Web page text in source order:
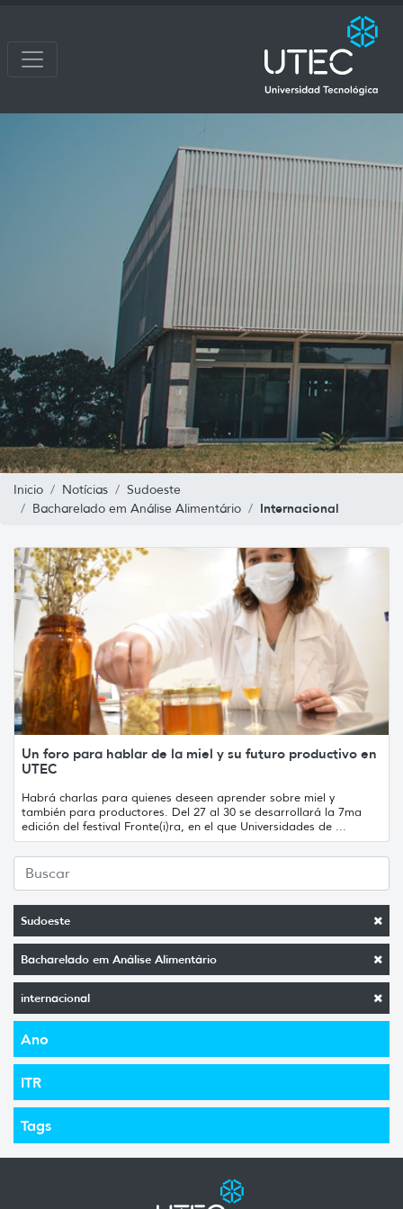
Inicio Notícias
Sudoeste
Bacharelado em Análise Alimentário
Internacional
Sudoeste
Bacharelado em Análise Alimentário
internacional
Ano
ITR
Tags
Un foro para hablar de la miel y su futuro productivo en
UTEC
Habrá charlas para quienes deseen aprender sobre miel y
también para productores. Del 27 al 30 se desarrollará la 7ma
edición del festival Fronte(i)ra, en el que Universidades de ...